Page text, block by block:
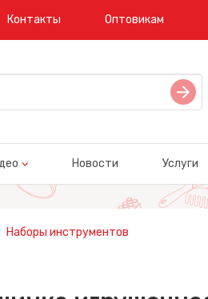
Контакты Оптовикам
Новости Услуги
Наборы инструментов